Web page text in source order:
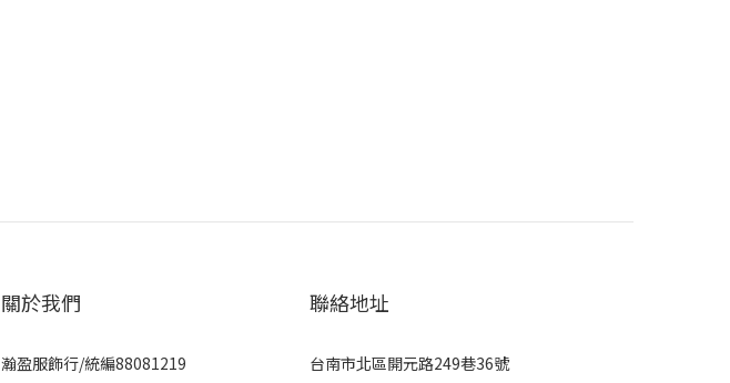
關於我們
瀚盈服飾行/統編88081219
聯絡地址
台南市北區開元路249巷36號